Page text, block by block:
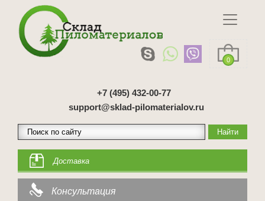
0
+7 (495) 432-00-77
support@sklad-pilomaterialov.ru
Доставка
Консультация